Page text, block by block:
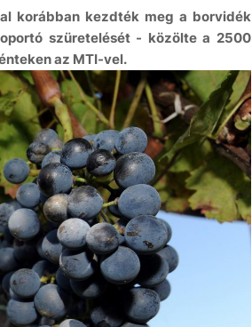
korábban kezdték meg a borvidék
szüretelését - közölte a 2500
az MTI-vel.